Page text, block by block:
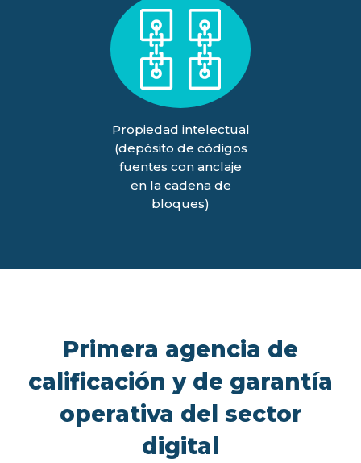
Propiedad intelectual
(depósito de códigos
fuentes con anclaje
en la cadena de
bloques)
Primera agencia de
calificación y de garantía
operativa del sector
digital